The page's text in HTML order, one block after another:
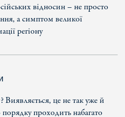
відносин – не просто
а симптом великої
регіону
Виявляється, це не так уже й
проходить набагато